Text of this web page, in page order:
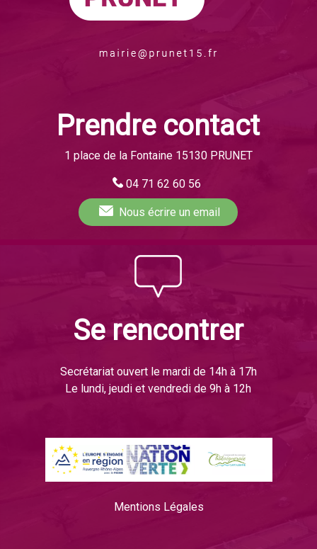
Prendre contact
1 place de la Fontaine 15130 PRUNET
04 71 62 60 56
Nous écrire un email
Se rencontrer
Secrétariat ouvert le mardi de 14h à 17h
Le lundi, jeudi et vendredi de 9h à 12h
Mentions Légales